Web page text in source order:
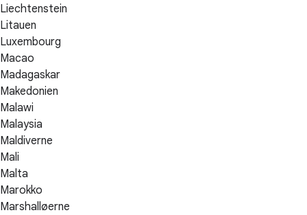
Liechtenstein
Litauen
Luxembourg
Macao
Madagaskar
Makedonien
Malawi
Malaysia
Maldiverne
Mali
Malta
Marokko
Marshalløerne